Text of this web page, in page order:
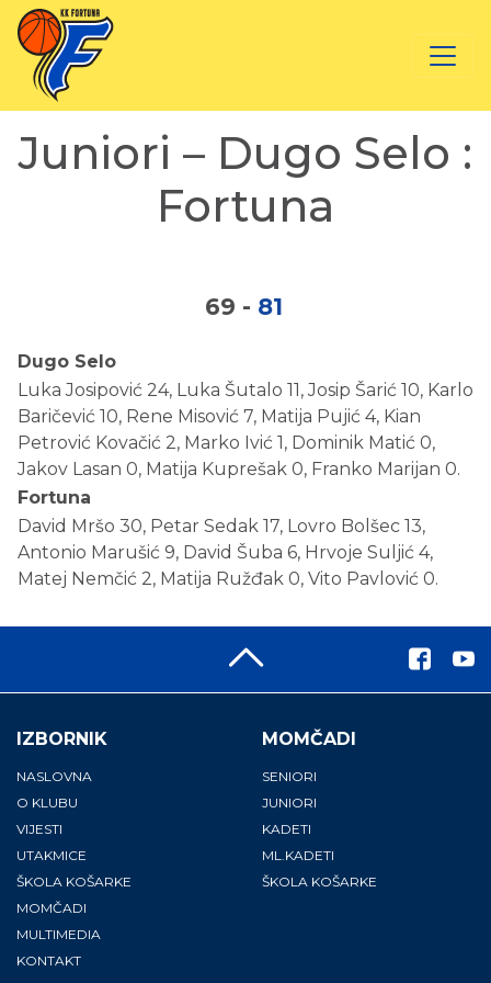
Juniori – Dugo Selo :
Fortuna
69 - 81
Dugo Selo
Luka Josipović 24, Luka Šutalo 11, Josip Šarić 10, Karlo
Baričević 10, Rene Misović 7, Matija Pujić 4, Kian
Petrović Kovačić 2, Marko Ivić 1, Dominik Matić 0,
Jakov Lasan 0, Matija Kuprešak 0, Franko Marijan 0.
Fortuna
David Mršo 30, Petar Sedak 17, Lovro Bolšec 13,
Antonio Marušić 9, David Šuba 6, Hrvoje Suljić 4,
Matej Nemčić 2, Matija Ružđak 0, Vito Pavlović 0.
IZBORNIK
NASLOVNA
O KLUBU
VIJESTI
UTAKMICE
ŠKOLA KOŠARKE
MOMČADI
MULTIMEDIA
KONTAKT
MOMČADI
SENIORI
JUNIORI
KADETI
ML.KADETI
ŠKOLA KOŠARKE